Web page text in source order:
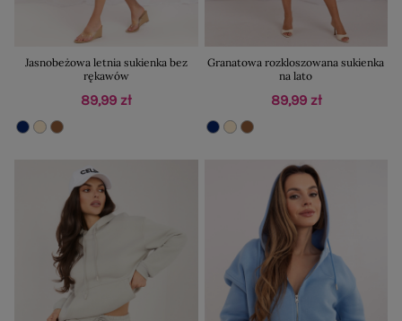
Jasnobeżowa letnia sukienka bez
rękawów
89,99 zł
Granatowa rozkloszowana sukienka
na lato
89,99 zł